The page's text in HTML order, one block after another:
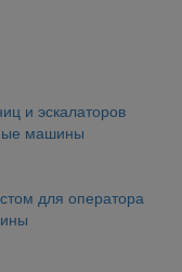
и эскалаторов
машины
для оператора